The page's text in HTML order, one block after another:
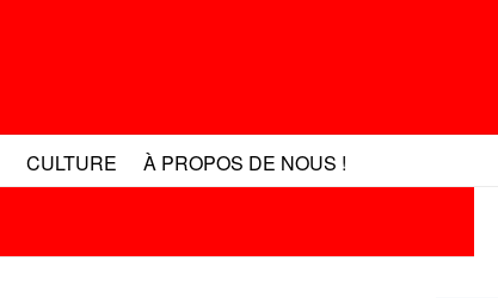
CULTURE À PROPOS DE NOUS !